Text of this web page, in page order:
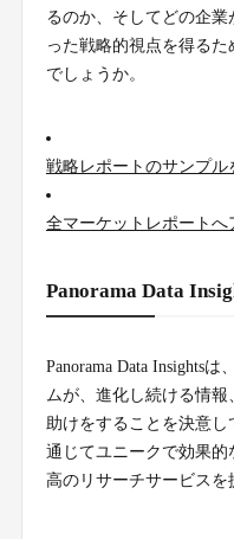
るのか、そしてどの企
った戦略的視点を得る
でしょうか。
戦略レポートのサンプル
全マーケットレポートへ
Panorama Data
Panorama Data Insights
ムが、進化し続ける情
助けをすることを決意
通じてユニークで効果
高のリサーチサービスを